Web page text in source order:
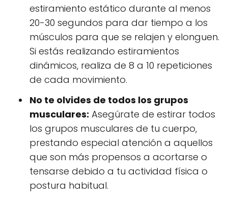
estiramiento estático durante al menos
20-30 segundos para dar tiempo a los
músculos para que se relajen y elonguen.
Si estás realizando estiramientos
dinámicos, realiza de 8 a 10 repeticiones
de cada movimiento.
No te olvides de todos los grupos
musculares: Asegúrate de estirar todos
los grupos musculares de tu cuerpo,
prestando especial atención a aquellos
que son más propensos a acortarse o
tensarse debido a tu actividad física o
postura habitual.